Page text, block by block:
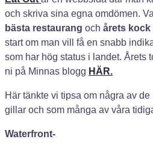
och skriva sina egna omdömen.
bästa restaurang och årets kock
start om man vill få en snabb
som har hög status i landet. Årets
ni på Minnas blogg HÄR.
Här tänkte vi tipsa om några av
gillar och som många av våra
Waterfront-